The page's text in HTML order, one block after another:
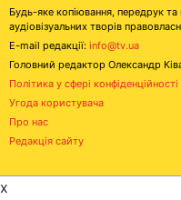
Будь-яке копіювання, передрук та
аудіовізуальних творів
E-mail редакції: info@tv.ua
Головний редактор Олександр
Політика у сфері
Угода користувача
Про нас
Редакція сайту
x